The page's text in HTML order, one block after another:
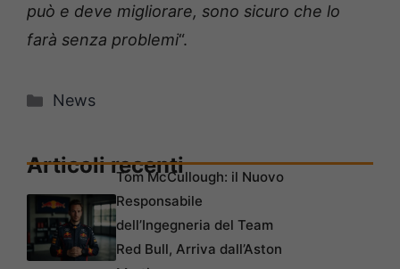
può e deve migliorare, sono sicuro che lo
farà senza problemi“.
Categorie
News
Articoli recentiTom McCullough: il Nuovo
Responsabile
dell’Ingegneria del Team
Red Bull, Arriva dall’Aston